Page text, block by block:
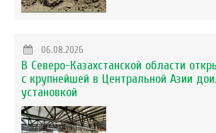
06.08.2026
В Северо-Казахстанской области
с крупнейшей в Центральной Азии
установкой